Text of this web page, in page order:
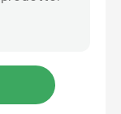
del tessuto